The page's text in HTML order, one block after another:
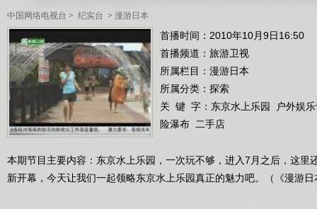
中国网络电视台 > 纪实台 > 漫游日本
首播时间：2010年10月9日16:50
首播频道： 旅游卫视
所属栏目： 漫游日本
所属分类：探索
关 键 字： 东京水上乐园
户外娱
险瀑布
二手店
本期节目主要内容：东京水上乐园，一次玩不够，进入7月之后，这里
新开幕，今天让我们一起领略东京水上乐园真正的魅力吧。（《漫游